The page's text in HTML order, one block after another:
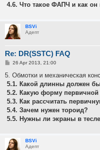
4.6. Что такое ФАПЧ и как он
BSVi
Адепт
Re: DR(SSTC) FAQ
P
s
26 Apr 2013, 21:00
5. Обмотки и механическая
5.1. Какой длинны должен
5.2. Какую форму
5.3. Как рассчитать
5.4. Зачем нужен тороид?
5.5. Нужны ли экраны в
BSVi
Адепт